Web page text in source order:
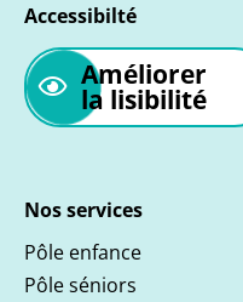
Accessibilté
Améliorer
la lisibilité
Nos services
Pôle enfance
Pôle séniors